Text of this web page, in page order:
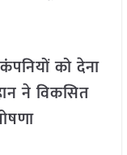
को देना
ने विकसित